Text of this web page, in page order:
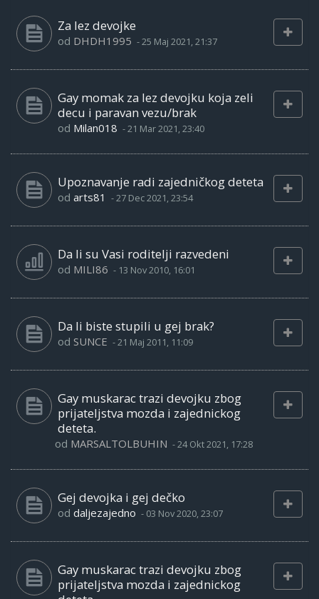
Za lez devojke
od DHDH1995 -25 Maj 2021, 21:37
Gay momak za lez devojku koja zeli
decu i paravan vezu/brak
od Milan018 -21 Mar 2021, 23:40
Upoznavanje radi zajedničkog deteta
od arts81 -27 Dec 2021, 23:54
Da li su Vasi roditelji razvedeni
od MILI86 - 13 Nov 2010, 16:01
Da li biste stupili u gej brak?
od SUNCE -21 Maj 2011, 11:09
Gay muskarac trazi devojku zbog
prijateljstva mozda i zajednickog
deteta.
od MARSALTOLBUHIN -24 Okt 2021, 17:28
Gej devojka i gej dečko
od daljezajedno - 03 Nov 2020, 23:07
Gay muskarac trazi devojku zbog
prijateljstva mozda i zajednickog